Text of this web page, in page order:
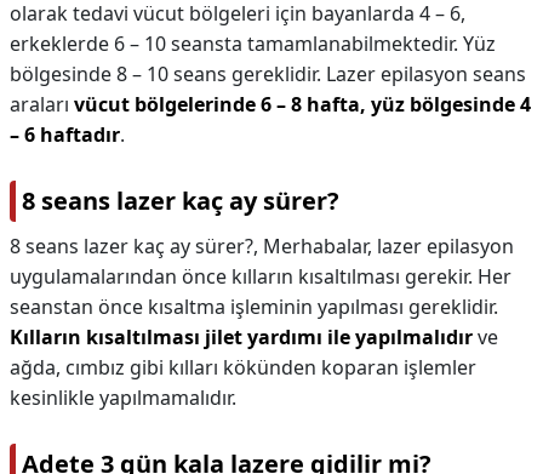
olarak tedavi vücut bölgeleri için bayanlarda 4 – 6,
erkeklerde 6 – 10 seansta tamamlanabilmektedir. Yüz
bölgesinde 8 – 10 seans gereklidir. Lazer epilasyon seans
araları vücut bölgelerinde 6 – 8 hafta, yüz bölgesinde 4
– 6 haftadır.
8 seans lazer kaç ay sürer?
8 seans lazer kaç ay sürer?, Merhabalar, lazer epilasyon
uygulamalarından önce kılların kısaltılması gerekir. Her
seanstan önce kısaltma işleminin yapılması gereklidir.
Kılların kısaltılması jilet yardımı ile yapılmalıdırve
ağda, cımbız gibi kılları kökünden koparan işlemler
kesinlikle yapılmamalıdır.
Adete 3 gün kala lazere gidilir mi?